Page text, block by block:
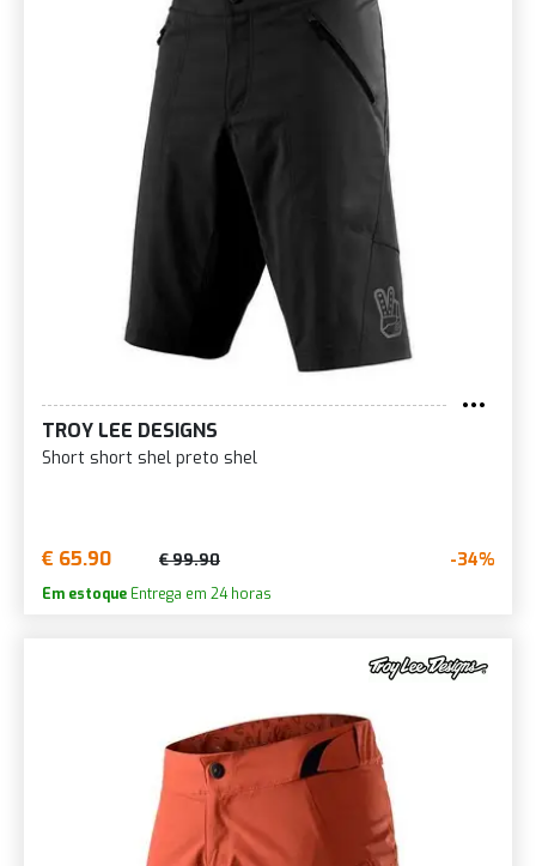
TROY LEE DESIGNS
Short short shel preto shel
€ 65.90 € 99.90 -34%
Em estoque Entrega em 24 horas